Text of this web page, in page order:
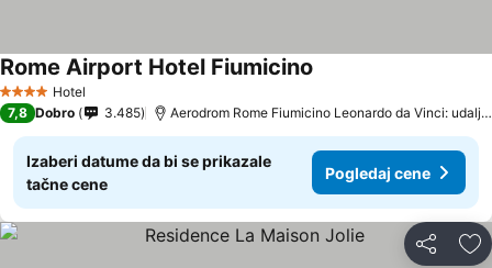
4 ZvezdiceHotel
Rome Airport Hotel Fiumicino
7,8 Dobro 3.485 Aerodrom Rome Fiumicino Leonardo da Vinci: udaljenost 5.2 km
Izaberi datume da bi se prikazale
tačne cene
Pogledaj cene
Deli